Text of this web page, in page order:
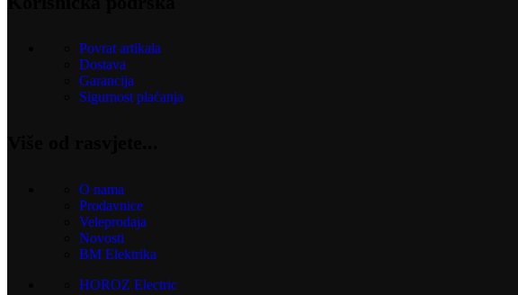
Povrat artikala
Dostava
Garancija
Sigurnost plaćanja
O nama
Prodavnice
Veleprodaja
Novosti
BM Elektrika
HOROZ Electric